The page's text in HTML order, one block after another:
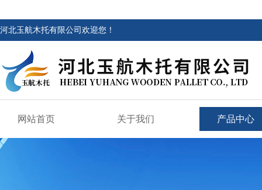
河北玉航木托有限公司欢迎您！
网站首页 关于我们 产品中心